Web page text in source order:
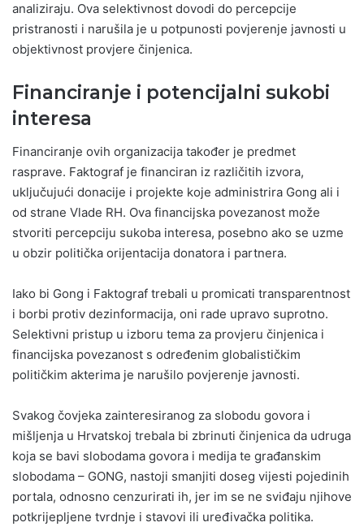
analiziraju. Ova selektivnost dovodi do percepcije
pristranosti i narušila je u potpunosti povjerenje javnosti u
objektivnost provjere činjenica.
Financiranje i potencijalni sukobi
interesa
Financiranje ovih organizacija također je predmet
rasprave. Faktograf je financiran iz različitih izvora,
uključujući donacije i projekte koje administrira Gong ali i
od strane Vlade RH. Ova financijska povezanost može
stvoriti percepciju sukoba interesa, posebno ako se uzme
u obzir politička orijentacija donatora i partnera.
Iako bi Gong i Faktograf trebali u promicati transparentnost
i borbi protiv dezinformacija, oni rade upravo suprotno.
Selektivni pristup u izboru tema za provjeru činjenica i
financijska povezanost s određenim globalističkim
političkim akterima je narušilo povjerenje javnosti.
Svakog čovjeka zainteresiranog za slobodu govora i
mišljenja u Hrvatskoj trebala bi zbrinuti činjenica da udruga
koja se bavi slobodama govora i medija te građanskim
slobodama – GONG, nastoji smanjiti doseg vijesti pojedinih
portala, odnosno cenzurirati ih, jer im se ne sviđaju njihove
potkrijepljene tvrdnje i stavovi ili uređivačka politika.